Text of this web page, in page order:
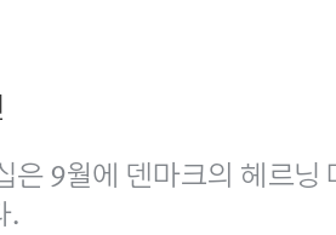
은 9월에 덴마크의 헤르
.